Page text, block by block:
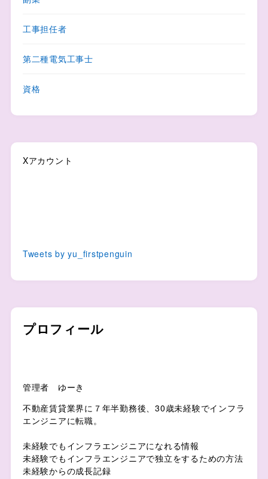
工事担任者
第二種電気工事士
資格
Xアカウント
Tweets by yu_firstpenguin
プロフィール
管理者 ゆーき
不動産賃貸業界に７年半勤務後、30歳未経験でインフラ
エンジニアに転職。
未経験でもインフラエンジニアになれる情報
未経験でもインフラエンジニアで独立をするための方法
未経験からの成長記録